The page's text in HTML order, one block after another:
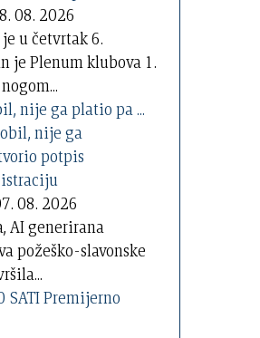
08. 2026
u četvrtak 6.
je Plenum klubova 1.
nije ga platio pa ...
08. 2026
AI generirana
požeško-slavonske
SATI Premijerno